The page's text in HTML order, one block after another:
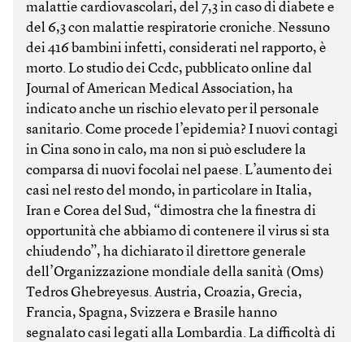
malattie cardiovascolari, del 7,3 in caso di diabete e
del 6,3 con malattie respiratorie croniche. Nessuno
dei 416 bambini infetti, considerati nel rapporto, è
morto. Lo studio dei Ccdc, pubblicato online dal
Journal of American Medical Association, ha
indicato anche un rischio elevato per il personale
sanitario. Come procede l’epidemia? I nuovi contagi
in Cina sono in calo, ma non si può escludere la
comparsa di nuovi focolai nel paese. L’aumento dei
casi nel resto del mondo, in particolare in Italia,
Iran e Corea del Sud, “dimostra che la finestra di
opportunità che abbiamo di contenere il virus si sta
chiudendo”, ha dichiarato il direttore generale
dell’Organizzazione mondiale della sanità (Oms)
Tedros Ghebreyesus. Austria, Croazia, Grecia,
Francia, Spagna, Svizzera e Brasile hanno
segnalato casi legati alla Lombardia. La difficoltà di